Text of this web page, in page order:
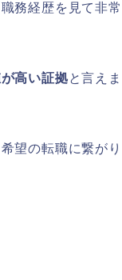
務経歴を見て非常
高い証拠と言えま
望の転職に繋がり